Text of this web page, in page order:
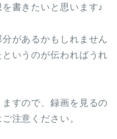
書きたいと思います♪
があるかもしれません
いうのが伝わればうれ
すので、録画を見るの
注意ください。